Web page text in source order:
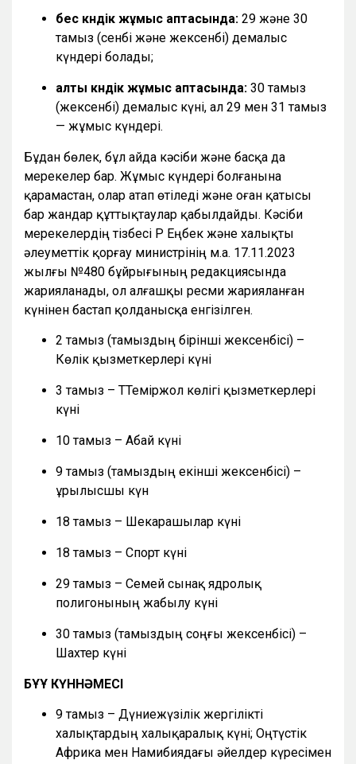
бес күндік жұмыс аптасында: 29 және 30
тамыз (сенбі және жексенбі) демалыс
күндері болады;
алты күндік жұмыс аптасында: 30 тамыз
(жексенбі) демалыс күні, ал 29 мен 31 тамыз
— жұмыс күндері.
Бұдан бөлек, бұл айда кәсіби және басқа да
мерекелер бар. Жұмыс күндері болғанына
қарамастан, олар атап өтіледі және оған қатысы
бар жандар құттықтаулар қабылдайды. Кәсіби
мерекелердің тізбесі ҚР Еңбек және халықты
әлеуметтік қорғау министрінің м.а. 17.11.2023
жылғы №480 бұйрығының редакциясында
жарияланады, ол алғашқы ресми жарияланған
күнінен бастап қолданысқа енгізілген.
2 тамыз (тамыздың бірінші жексенбісі) –
Көлік қызметкерлері күні
3 тамыз – ТТеміржол көлігі қызметкерлері
күні
10 тамыз – Абай күні
9 тамыз (тамыздың екінші жексенбісі) –
Құрылысшы күн
18 тамыз – Шекарашылар күні
18 тамыз – Спорт күні
29 тамыз – Семей сынақ ядролық
полигонының жабылу күні
30 тамыз (тамыздың соңғы жексенбісі) –
Шахтер күні
БҰҰ КҮННӘМЕСІ
9 тамыз – Дүниежүзілік жергілікті
халықтардың халықаралық күні; Оңтүстік
Африка мен Намибиядағы әйелдер күресімен